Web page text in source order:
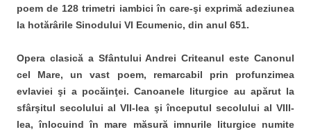
poem de 128 trimetri iambici în care-şi exprimă adeziunea
la hotărârile Sinodului VI Ecumenic, din anul 651.
Opera clasică a Sfântului Andrei Criteanul este Canonul
cel Mare, un vast poem, remarcabil prin profunzimea
evlaviei şi a pocăinţei. Canoanele liturgice au apărut la
sfârşitul secolului al VII-lea şi începutul secolului al VIII-
lea, înlocuind în mare măsură imnurile liturgice numite